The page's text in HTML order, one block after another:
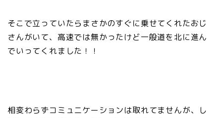
そこで立っていたらまさかのすぐに乗せてくれたおじ
さんがいて、高速では無かったけど一般道を北に進ん
でいってくれました！！
相変わらずコミュニケーションは取れてませんが、し